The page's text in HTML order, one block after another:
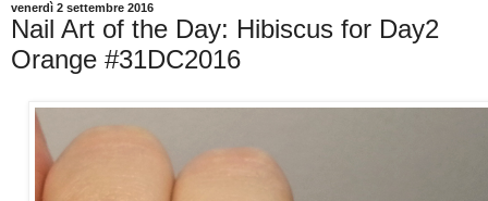
venerdì 2 settembre 2016
Nail Art of the Day: Hibiscus for Day2
Orange #31DC2016